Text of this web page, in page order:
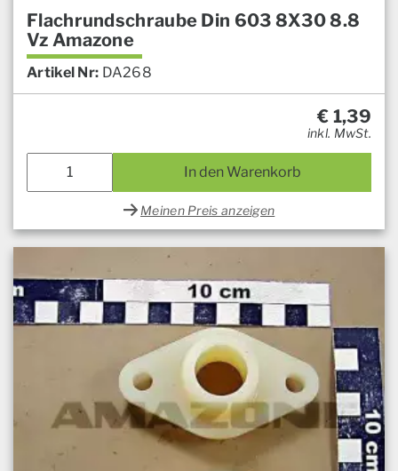
Flachrundschraube Din 603 8X30 8.8
Vz Amazone
Artikel Nr: DA268
€ 1,39
inkl. MwSt.
In den Warenkorb
Meinen Preis anzeigen